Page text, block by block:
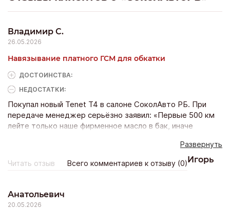
Владимир С.
26.05.2026
Навязывание платного ГСМ для обкатки
ДОСТОИНCТВА:
НЕДОСТАТКИ:
Покупал новый Tenet T4 в салоне СоколАвто РБ. При
передаче менеджер серьёзно заявил: «Первые 500 км
лейте только наше фирменное масло в бак, иначе
позвонил на горячую линию производителя — оказалось,
никакого фирменного масла не существует, это
обычный лубрикатор за 300 рублей. Салон просто
Чувствую себя дураком.
Развернуть
Читать отзыв Всего комментариев к отзыву (0)Игорь
Анатольевич
20.05.2026